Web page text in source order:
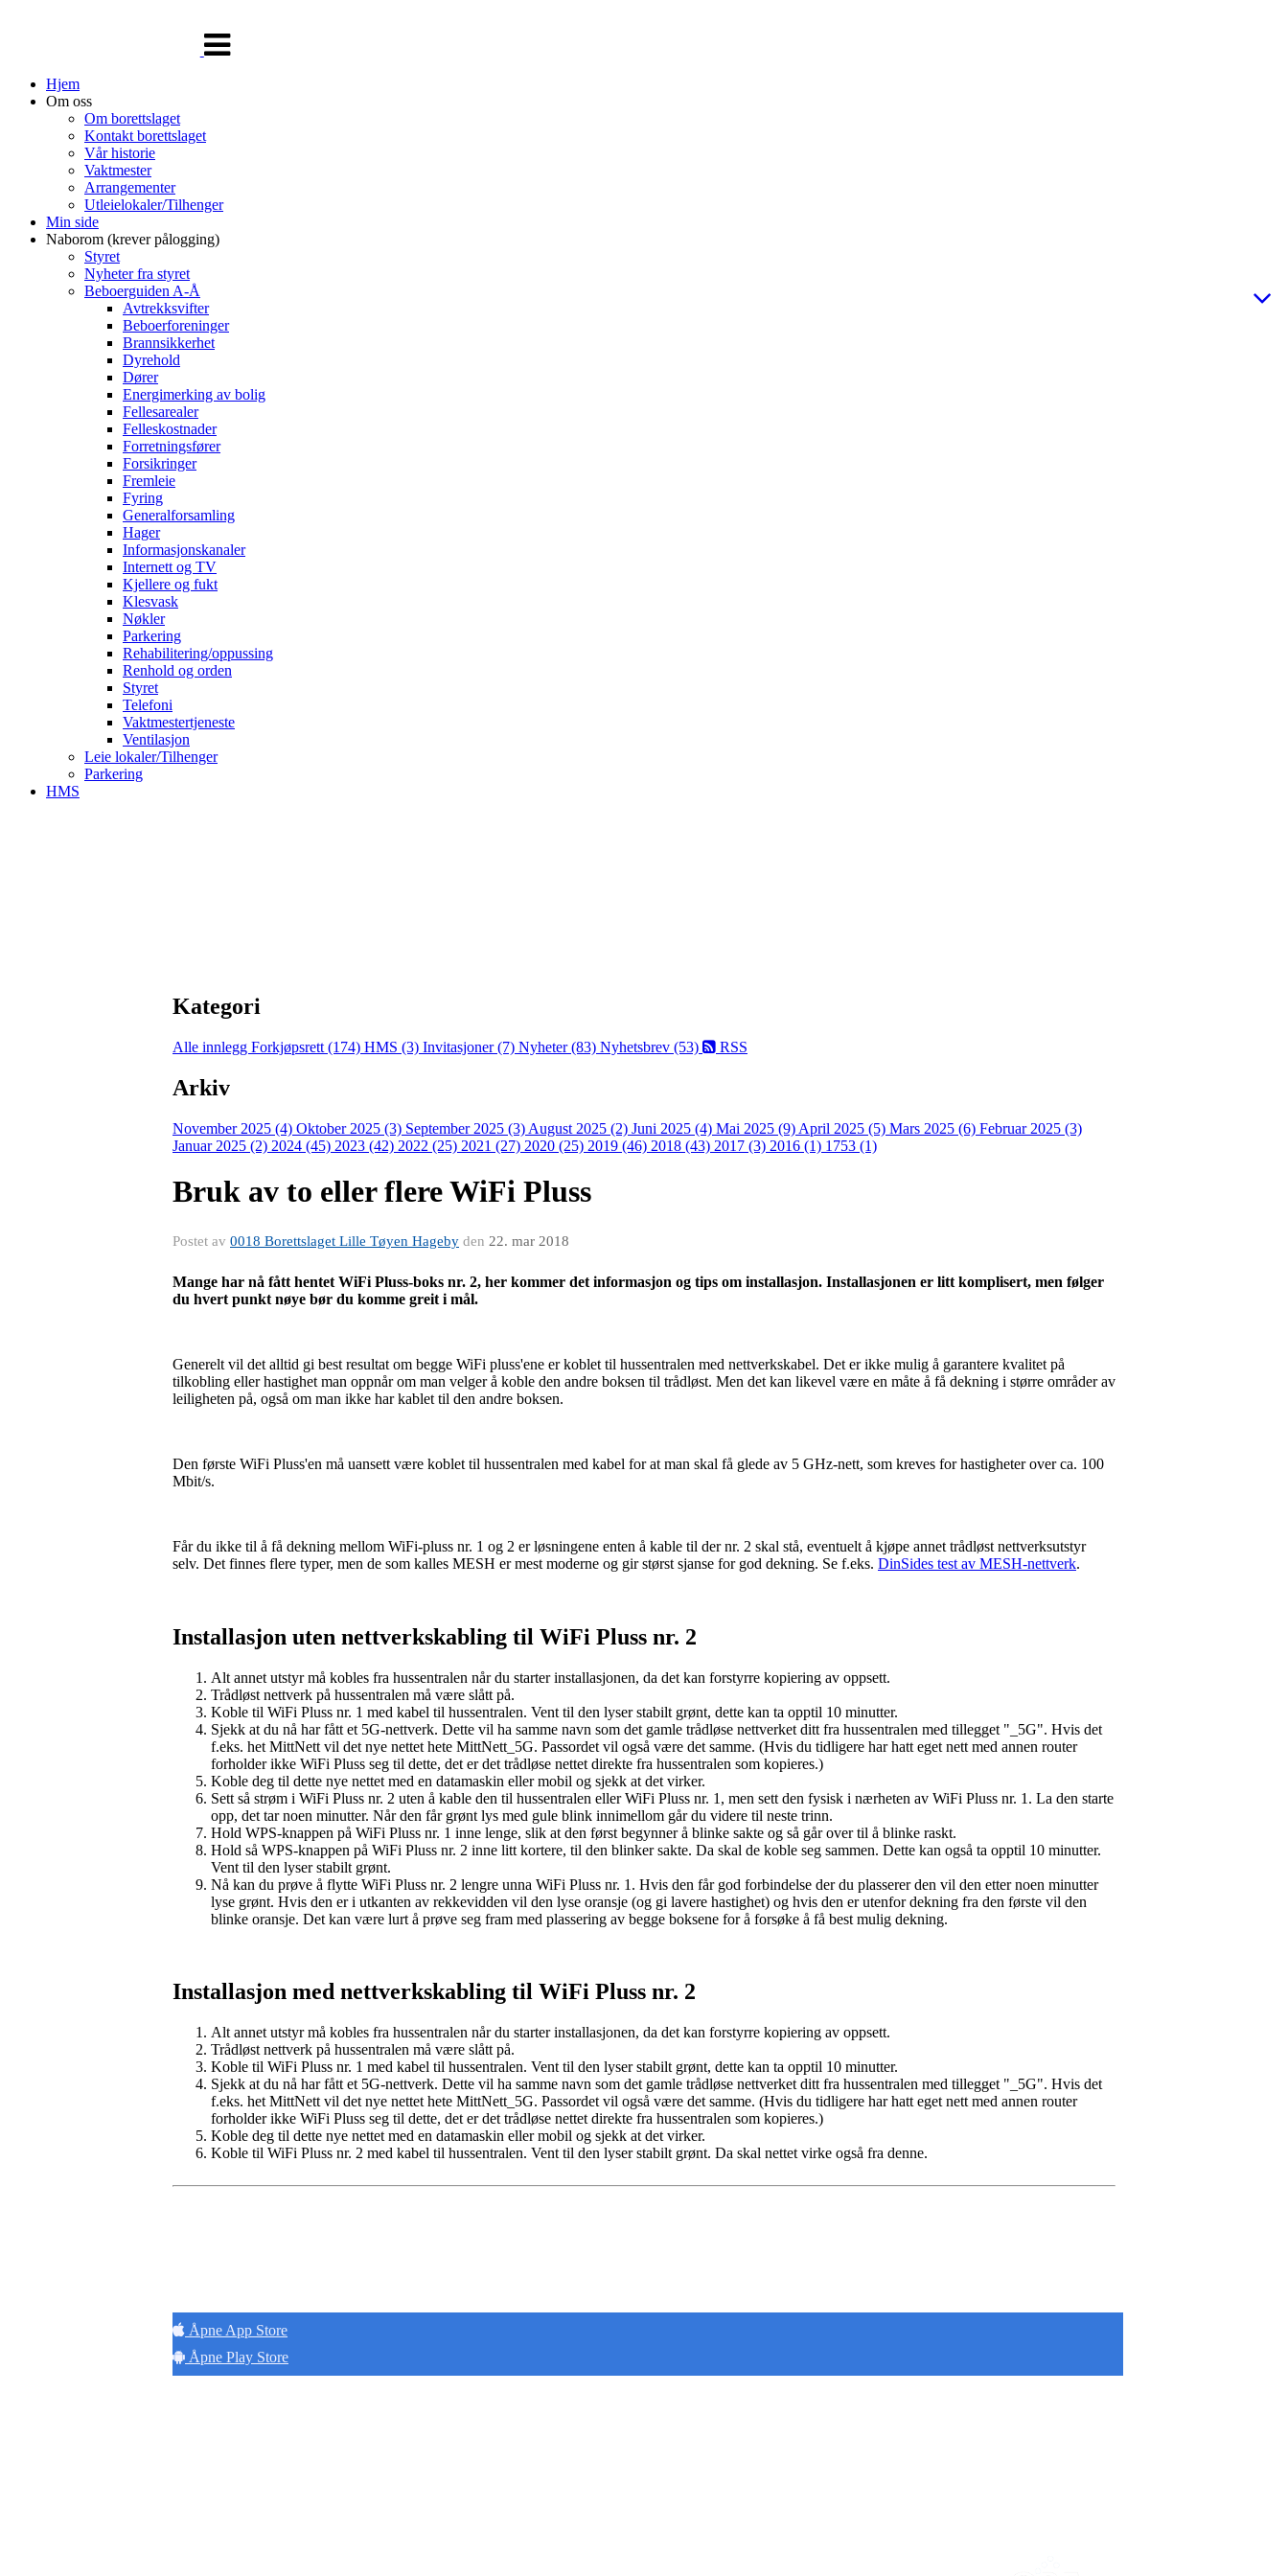
navigasjon
Hjem
Om oss
Om borettslaget
Kontakt borettslaget
Vår historie
Vaktmester
Arrangementer
Utleielokaler/Tilhenger
Min side
Naborom (krever pålogging)
Styret
Nyheter fra styret
Beboerguiden A-Å
Avtrekksvifter
Beboerforeninger
Brannsikkerhet
Dyrehold
Dører
Energimerking av bolig
Fellesarealer
Felleskostnader
Forretningsfører
Forsikringer
Fremleie
Fyring
Generalforsamling
Hager
Informasjonskanaler
Internett og TV
Kjellere og fukt
Klesvask
Nøkler
Parkering
Rehabilitering/oppussing
Renhold og orden
Styret
Telefoni
Vaktmestertjeneste
Ventilasjon
Leie lokaler/Tilhenger
Parkering
HMS
Kategori
Alle innlegg Forkjøpsrett (174) HMS (3) Invitasjoner (7) Nyheter (83) Nyhetsbrev (53) RSS
Arkiv
November 2025 (4) Oktober 2025 (3) September 2025 (3) August 2025 (2) Juni 2025 (4) Mai 2025 (9) April 2025 (5) Mars 2025 (6) Februar 2025 (3)
Januar 2025 (2) 2024 (45) 2023 (42) 2022 (25) 2021 (27) 2020 (25) 2019 (46) 2018 (43) 2017 (3) 2016 (1) 1753 (1)
Bruk av to eller flere WiFi Pluss
Postet av 0018 Borettslaget Lille Tøyen Hageby den 22. mar 2018
Mange har nå fått hentet WiFi Pluss-boks nr. 2, her kommer det informasjon og tips om installasjon. Installasjonen er litt komplisert, men følger
du hvert punkt nøye bør du komme greit i mål.
Generelt vil det alltid gi best resultat om begge WiFi pluss'ene er koblet til hussentralen med nettverkskabel. Det er ikke mulig å garantere kvalitet på
tilkobling eller hastighet man oppnår om man velger å koble den andre boksen til trådløst. Men det kan likevel være en måte å få dekning i større områder av
leiligheten på, også om man ikke har kablet til den andre boksen.
Den første WiFi Pluss'en må uansett være koblet til hussentralen med kabel for at man skal få glede av 5 GHz-nett, som kreves for hastigheter over ca. 100
Mbit/s.
Får du ikke til å få dekning mellom WiFi-pluss nr. 1 og 2 er løsningene enten å kable til der nr. 2 skal stå, eventuelt å kjøpe annet trådløst nettverksutstyr
selv. Det finnes flere typer, men de som kalles MESH er mest moderne og gir størst sjanse for god dekning. Se f.eks. DinSides test av MESH-nettverk.
Installasjon uten nettverkskabling til WiFi Pluss nr. 2
Alt annet utstyr må kobles fra hussentralen når du starter installasjonen, da det kan forstyrre kopiering av oppsett.
Trådløst nettverk på hussentralen må være slått på.
Koble til WiFi Pluss nr. 1 med kabel til hussentralen. Vent til den lyser stabilt grønt, dette kan ta opptil 10 minutter.
Sjekk at du nå har fått et 5G-nettverk. Dette vil ha samme navn som det gamle trådløse nettverket ditt fra hussentralen med tillegget "_5G". Hvis det
f.eks. het MittNett vil det nye nettet hete MittNett_5G. Passordet vil også være det samme. (Hvis du tidligere har hatt eget nett med annen router
forholder ikke WiFi Pluss seg til dette, det er det trådløse nettet direkte fra hussentralen som kopieres.)
Koble deg til dette nye nettet med en datamaskin eller mobil og sjekk at det virker.
Sett så strøm i WiFi Pluss nr. 2 uten å kable den til hussentralen eller WiFi Pluss nr. 1, men sett den fysisk i nærheten av WiFi Pluss nr. 1. La den starte
opp, det tar noen minutter. Når den får grønt lys med gule blink innimellom går du videre til neste trinn.
Hold WPS-knappen på WiFi Pluss nr. 1 inne lenge, slik at den først begynner å blinke sakte og så går over til å blinke raskt.
Hold så WPS-knappen på WiFi Pluss nr. 2 inne litt kortere, til den blinker sakte. Da skal de koble seg sammen. Dette kan også ta opptil 10 minutter.
Vent til den lyser stabilt grønt.
Nå kan du prøve å flytte WiFi Pluss nr. 2 lengre unna WiFi Pluss nr. 1. Hvis den får god forbindelse der du plasserer den vil den etter noen minutter
lyse grønt. Hvis den er i utkanten av rekkevidden vil den lyse oransje (og gi lavere hastighet) og hvis den er utenfor dekning fra den første vil den
blinke oransje. Det kan være lurt å prøve seg fram med plassering av begge boksene for å forsøke å få best mulig dekning.
Installasjon med nettverkskabling til WiFi Pluss nr. 2
Alt annet utstyr må kobles fra hussentralen når du starter installasjonen, da det kan forstyrre kopiering av oppsett.
Trådløst nettverk på hussentralen må være slått på.
Koble til WiFi Pluss nr. 1 med kabel til hussentralen. Vent til den lyser stabilt grønt, dette kan ta opptil 10 minutter.
Sjekk at du nå har fått et 5G-nettverk. Dette vil ha samme navn som det gamle trådløse nettverket ditt fra hussentralen med tillegget "_5G". Hvis det
f.eks. het MittNett vil det nye nettet hete MittNett_5G. Passordet vil også være det samme. (Hvis du tidligere har hatt eget nett med annen router
forholder ikke WiFi Pluss seg til dette, det er det trådløse nettet direkte fra hussentralen som kopieres.)
Koble deg til dette nye nettet med en datamaskin eller mobil og sjekk at det virker.
Koble til WiFi Pluss nr. 2 med kabel til hussentralen. Vent til den lyser stabilt grønt. Da skal nettet virke også fra denne.
Åpne App Store
Åpne Play Store